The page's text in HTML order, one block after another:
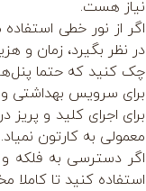
نیاز هست.
اگر از نور خطی
در نظر بگیرد، زمان و
چک کنید که حتما
برای سرویس بهداشتی و
برای اجرای کلید و
معمولی به کارتون نمیاد.
اگر دسترسی به فلکه
استفاده کنید تا کاملا